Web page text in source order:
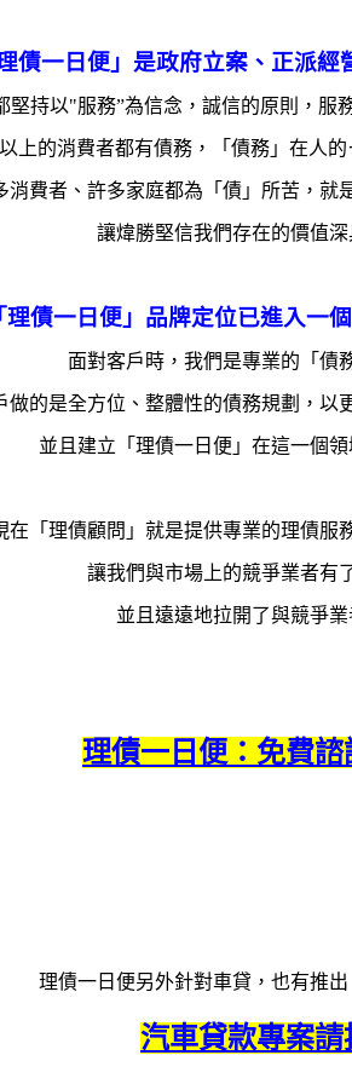
債一日便」是政府立案、正派經
堅持以"服務”為信念，誠信的原則，服
上的消費者都有債務，「債務」在人
消費者、許多家庭都為「債」所苦，就
讓煒勝堅信我們存在的價值
理債一日便」品牌定位已進入一
面對客戶時，我們是專業的「債
做的是全方位、 整體性的債務規劃， 以
並且建立「理債一日便」在這一個
在「理債顧問」就是提供專業的理債服
讓我們與市場上的競爭業者有
並且遠遠地拉開了與競爭
理債一日便：免費諮
理債一日便另外針對車貸，也有推出
汽車貸款專案請